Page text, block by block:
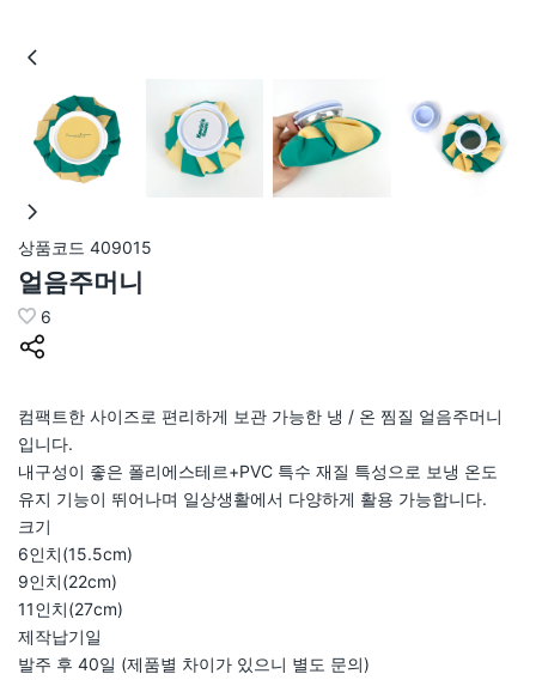
상품코드 409015
얼음주머니
6
컴팩트한 사이즈로 편리하게 보관 가능한 냉 / 온 찜질 얼음주머니
입니다.
내구성이 좋은 폴리에스테르+PVC 특수 재질 특성으로 보냉 온도
유지 기능이 뛰어나며 일상생활에서 다양하게 활용 가능합니다.
크기
6인치(15.5cm)
9인치(22cm)
11인치(27cm)
제작납기일
발주 후 40일 (제품별 차이가 있으니 별도 문의)